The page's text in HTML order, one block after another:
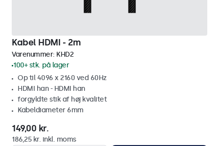
Kabel HDMI - 2m
Varenummer: KHD2
100+ stk. på lager
Op til 4096 x 2160 ved 60Hz
HDMI han - HDMI han
forgyldte stik af høj kvalitet
Kabeldiameter 6mm
149,00 kr.
186,25 kr. inkl. moms